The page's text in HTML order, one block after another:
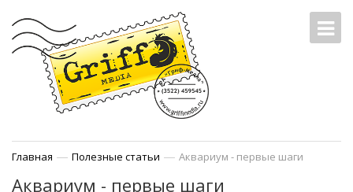
Главная — Полезные статьи — Аквариум - первые шаги
Аквариум - первые шаги